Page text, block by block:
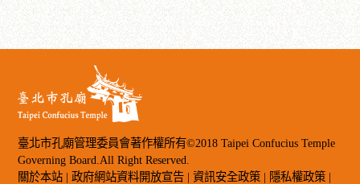
臺北市孔廟管理委員會著作權所有©2018 Taipei Confucius Temple
Governing Board.All Right Reserved.
關於本站 |政府網站資料開放宣告 |資訊安全政策 | 隱私權政策 |